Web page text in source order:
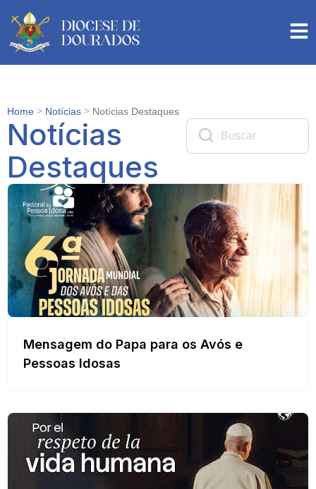
Home > Notícias > Notícias Destaques
Notícias
Destaques
Mensagem do Papa para os Avós e
Pessoas Idosas